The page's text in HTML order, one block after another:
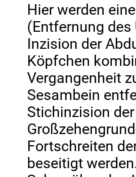
Hier werden
(Entfernung
Inzision der
Köpfchen
Vergangenheit
Sesambein
Stichinzision
Fortschreiten
beseitigt